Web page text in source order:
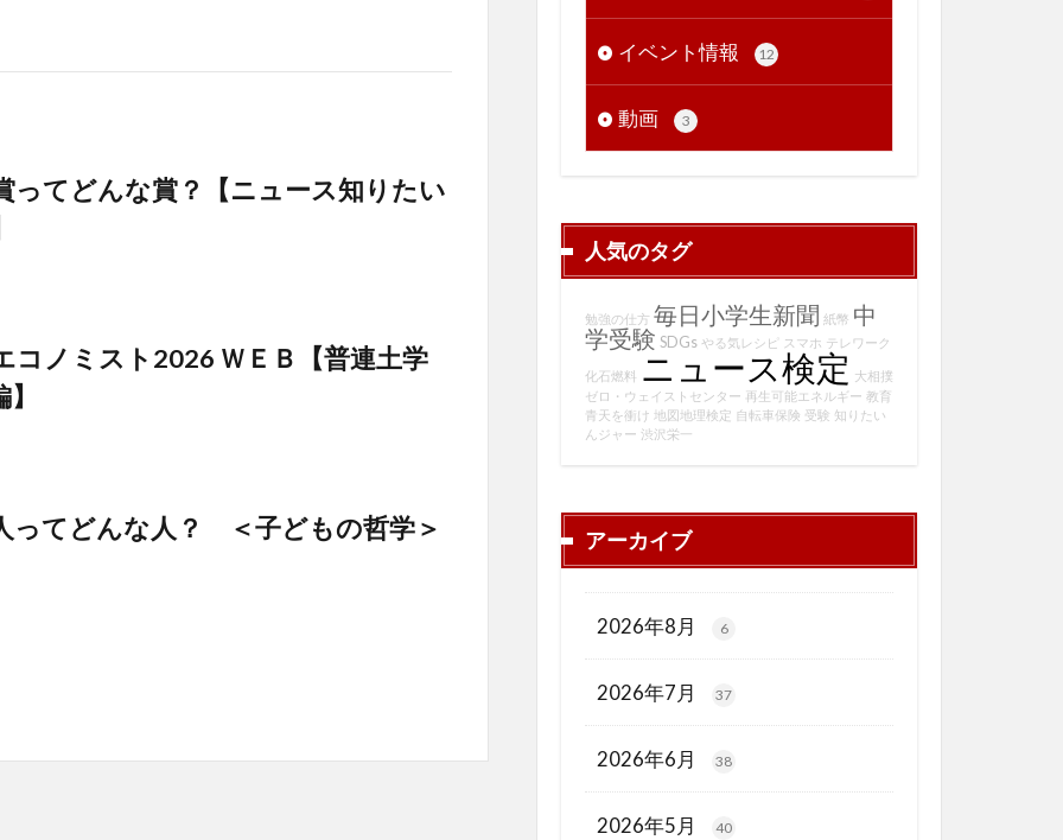
ってどんな賞？【ニュース知りたい
コノミスト2026 ＷＥＢ【普連土学
ってどんな人？ ＜子どもの哲学＞
イベント情報 12
動画 3
人気のタグ
勉強の仕方 毎日小学生新聞 紙幣 中
学受験 SDGs やる気レシピ スマホ テレワーク
化石燃料 ニュース検定 大相撲
ゼロ・ウェイストセンター 再生可能エネルギー 教育
青天を衝け 地図地理検定 自転車保険 受験 知りたい
んジャー 渋沢栄一
アーカイブ
2026年8月 6
2026年7月 37
2026年6月 38
2026年5月 40